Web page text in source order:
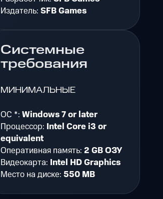
Издатель: SFB Games
Системные
требования
МИНИМАЛЬНЫЕ
ОС *: Windows 7 or later
Процессор: Intel Core i3 or
equivalent
Оперативная память: 2 GB ОЗУ
Видеокарта: Intel HD Graphics
Место на диске: 550 MB